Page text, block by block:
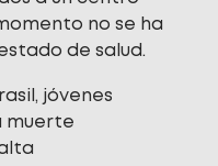
no se ha
de salud.
jóvenes
muerte